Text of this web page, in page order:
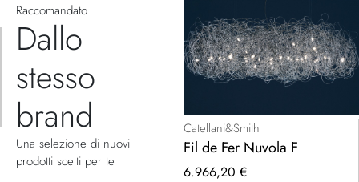
Raccomandato
Dallo
stesso
brand
Una selezione di nuovi
prodotti scelti per te
Catellani&Smith
Fil de Fer Nuvola F
6.966,20 €